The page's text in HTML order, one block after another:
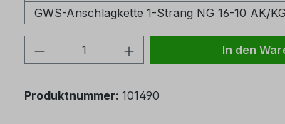
GWS-Anschlagkette 1-Strang NG 16-10 AK/
Produkt Anzahl: Gib denIn den
Produktnummer: 101490